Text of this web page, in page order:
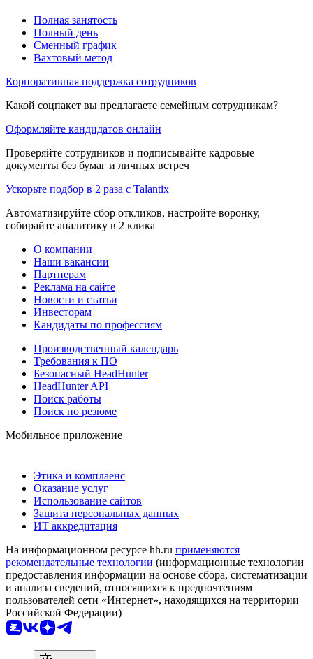
Полная занятость
Полный день
Сменный график
Вахтовый метод
Корпоративная поддержка сотрудников
Какой соцпакет вы предлагаете семейным сотрудникам?
Оформляйте кандидатов онлайн
Проверяйте сотрудников и подписывайте кадровые
документы без бумаг и личных встреч
Ускорьте подбор в 2 раза с Talantix
Автоматизируйте сбор откликов, настройте воронку,
собирайте аналитику в 2 клика
О компании
Наши вакансии
Партнерам
Реклама на сайте
Новости и статьи
Инвесторам
Кандидаты по профессиям
Производственный календарь
Требования к ПО
Безопасный HeadHunter
HeadHunter API
Поиск работы
Поиск по резюме
Мобильное приложение
Этика и комплаенс
Оказание услуг
Использование сайтов
Защита персональных данных
ИТ аккредитация
На информационном ресурсе hh.ru применяются
рекомендательные технологии (информационные технологии
предоставления информации на основе сбора, систематизации
и анализа сведений, относящихся к предпочтениям
пользователей сети «Интернет», находящихся на территории
Российской Федерации)